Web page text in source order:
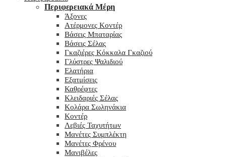
Περιφερειακά Μέρη
Άξονες
Ατέρμονες Κοντέρ
Βάσεις Μπαταρίας
Βάσεις Σέλας
Γκαζιέρες Κόκκαλα Γκαζιού
Γλύστρες Ψαλιδιού
Ελατήρια
Εξατμίσεις
Καθρέφτες
Κλειδαριές Σέλας
Κολάρα Σωληνάκια
Κοντέρ
Λεβιές Ταχυτήτων
Μανέτες Συμπλέκτη
Μανέτες Φρένου
Μανιβέλες